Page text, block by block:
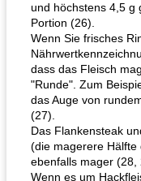
und höchstens 4,5 g
Portion (26).
Wenn Sie frisches
dass das Fleisch
"Runde". Zum
das Auge von
(27).
Das Flankensteak
(die magerere Hälfte
ebenfalls mager (28,
Wenn es um